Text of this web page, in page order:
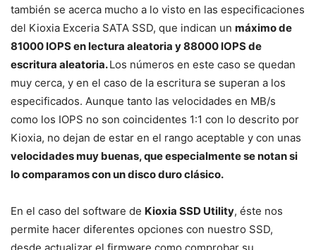
también se acerca mucho a lo visto en las especificaciones
del Kioxia Exceria SATA SSD, que indican un máximo de
81000 IOPS en lectura aleatoria y 88000 IOPS de
escritura aleatoria.Los números en este caso se quedan
muy cerca, y en el caso de la escritura se superan a los
especificados. Aunque tanto las velocidades en MB/s
como los IOPS no son coincidentes 1:1 con lo descrito por
Kioxia, no dejan de estar en el rango aceptable y con unas
velocidades muy buenas, que especialmente se notan si
lo comparamos con un disco duro clásico.
En el caso del software de Kioxia SSD Utility, éste nos
permite hacer diferentes opciones con nuestro SSD,